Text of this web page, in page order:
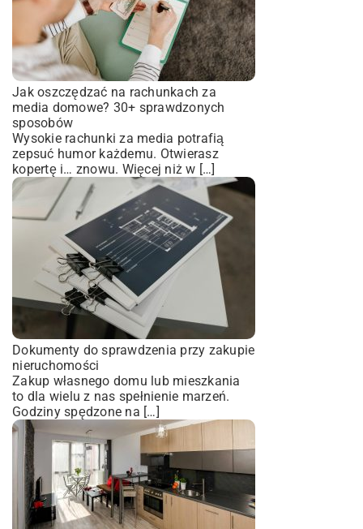
Jak oszczędzać na rachunkach za
media domowe? 30+ sprawdzonych
sposobów
Wysokie rachunki za media potrafią
zepsuć humor każdemu. Otwierasz
kopertę i… znowu. Więcej niż w […]
Dokumenty do sprawdzenia przy zakupie
nieruchomości
Zakup własnego domu lub mieszkania
to dla wielu z nas spełnienie marzeń.
Godziny spędzone na […]